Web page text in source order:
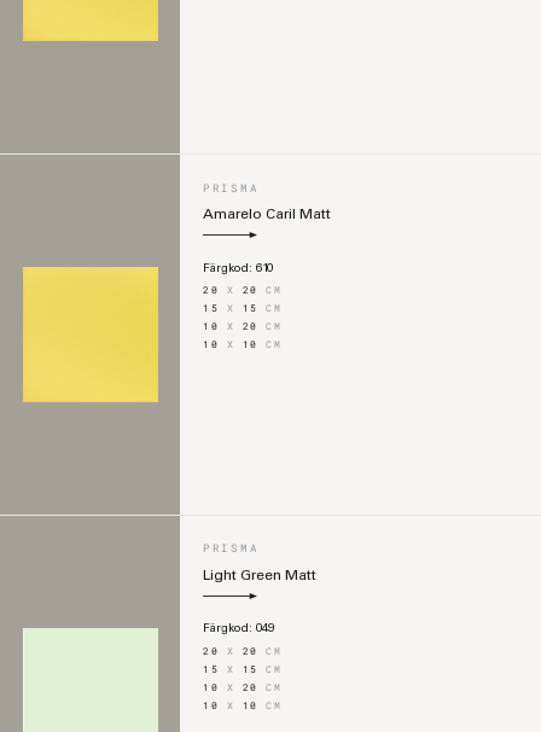
PRISMA
Amarelo Caril Matt
Färgkod: 610
20 X 20CM
15 X 15CM
10 X 20CM
10 X 10CM
PRISMA
Light Green Matt
Färgkod: 049
20 X 20CM
15 X 15CM
10 X 20CM
10 X 10CM